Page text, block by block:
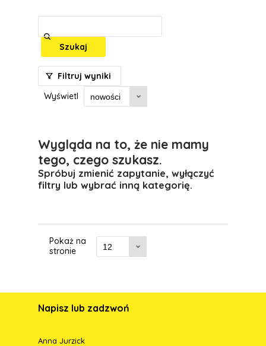
Szukaj
Filtruj wyniki
Wyświetl
Wygląda na to, że nie mamy
tego, czego szukasz.
Spróbuj zmienić zapytanie, wyłączyć
filtry lub wybrać inną kategorię.
Pokaż na
stronie
Napisz lub zadzwoń
Anna Jurzick